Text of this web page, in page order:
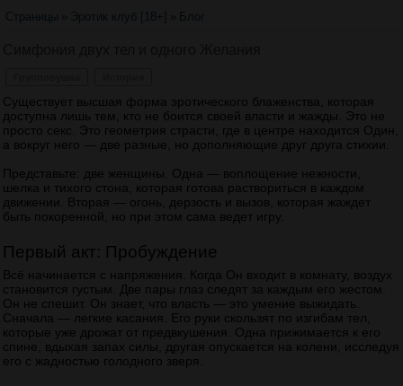
Страницы Эротик клуб [18+] Блог
Существует высшая форма эротического блаженства, которая
доступна лишь тем, кто не боится своей власти и жажды. Это не
просто секс. Это геометрия страсти, где в центре находится Один,
а вокруг него — две разные, но дополняющие друг друга стихии.
Представьте: две женщины. Одна — воплощение нежности,
шелка и тихого стона, которая готова раствориться в каждом
движении. Вторая — огонь, дерзость и вызов, которая жаждет
быть покоренной, но при этом сама ведет игру.
Первый акт: Пробуждение
Всё начинается с напряжения. Когда Он входит в комнату, воздух
становится густым. Две пары глаз следят за каждым его жестом.
Он не спешит. Он знает, что власть — это умение выжидать.
Сначала — легкие касания. Его руки скользят по изгибам тел,
которые уже дрожат от предвкушения. Одна прижимается к его
спине, вдыхая запах силы, другая опускается на колени, исследуя
его с жадностью голодного зверя.